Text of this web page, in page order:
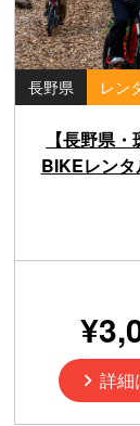
長野県 レン
【長野県
BIKEレン
詳細